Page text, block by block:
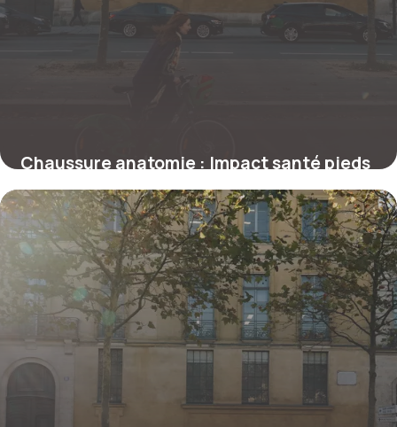
Chaussure anatomie : Impact santé pieds
guide
28 juin 2026